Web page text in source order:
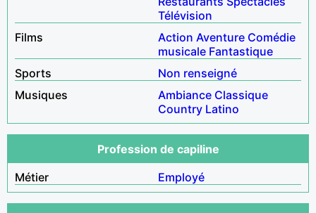
Télévision
Films
Action Aventure Comédie
musicale Fantastique
Sports
Non renseigné
Musiques
Ambiance Classique
Country Latino
Profession de capiline
Métier
Employé